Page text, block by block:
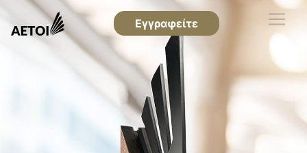
Εγγραφείτε